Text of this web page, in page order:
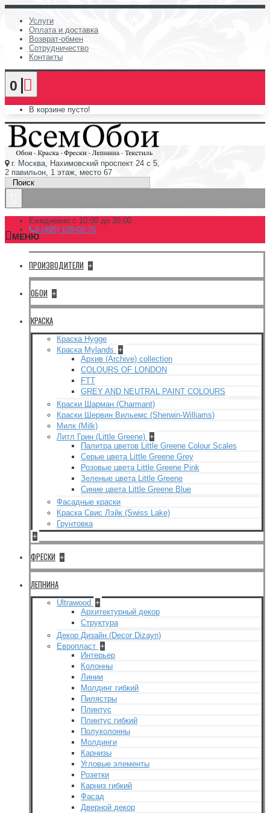
Услуги
Оплата и доставка
Возврат-обмен
Сотрудничество
Контакты
0
В корзине пусто!
г. Москва, Нахимовский проспект 24 с 5,
2 павильон, 1 этаж, место 67
Ежедневно с 10:00 до 20:00
8 (495) 109-02-76
МЕНЮ
ПРОИЗВОДИТЕЛИ +
ОБОИ +
КРАСКА
Краска Hygge
Краска Mylands +
Архив (Archive) collection
COLOURS OF LONDON
FTT
GREY AND NEUTRAL PAINT COLOURS
Краски Шарман (Charmant)
Краски Шервин Вильемс (Sherwin-Williams)
Милк (Milk)
Литл Грин (Little Greene) +
Палитра цветов Little Greene Colour Scales
Серые цвета Little Greene Grey
Розовые цвета Little Greene Pink
Зеленые цвета Little Greene
Синие цвета Little Greene Blue
Фасадные краски
Краска Свис Лэйк (Swiss Lake)
Грунтовка
+
ФРЕСКИ +
ЛЕПНИНА
Ultrawood +
Архитектурный декор
Структура
Декор Дизайн (Decor Dizayn)
Европласт +
Интерьер
Колонны
Линии
Молдинг гибкий
Пилястры
Плинтус
Плинтус гибкий
Полуколонны
Молдинги
Карнизы
Угловые элементы
Розетки
Карниз гибкий
Фасад
Дверной декор